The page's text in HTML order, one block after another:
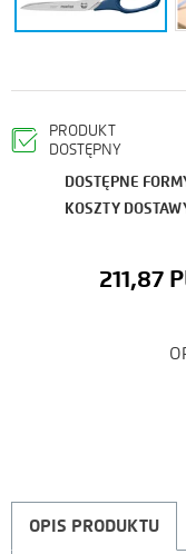
PRODUKT
DOSTĘPNY
DOSTĘPNE
KOSZTY
211,87
OPIS PRODUKTU